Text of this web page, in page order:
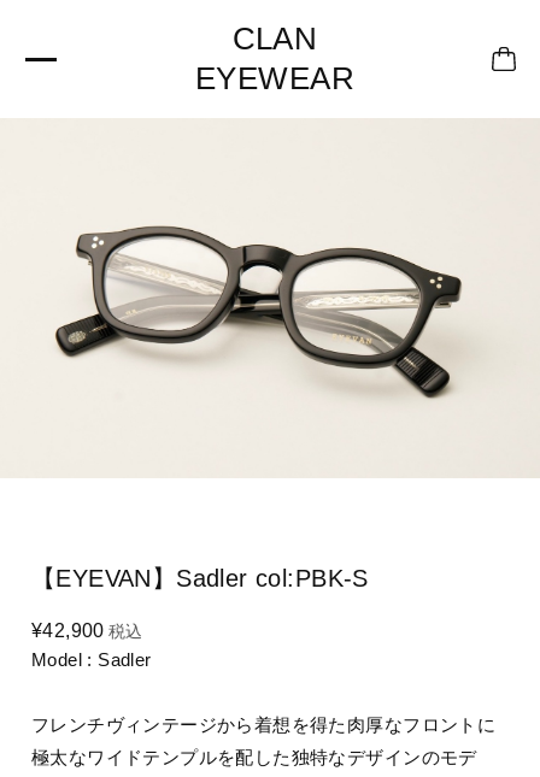
CLAN
EYEWEAR
【EYEVAN】Sadler col:PBK-S
¥42,900 税込
Model : Sadler
フレンチヴィンテージから着想を得た肉厚なフロントに
極太なワイドテンプルを配した独特なデザインのモデ